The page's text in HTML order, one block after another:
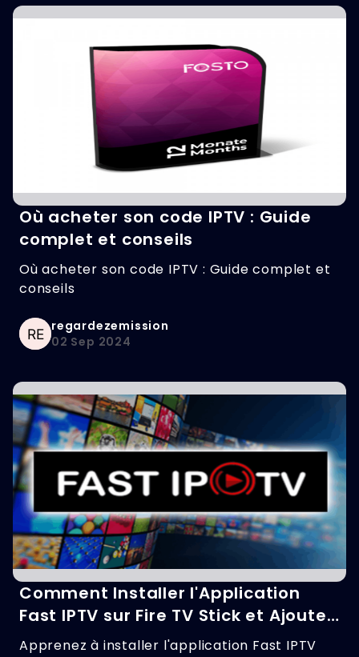
Où acheter son code IPTV : Guide
complet et conseils
Où acheter son code IPTV : Guide complet et
conseils
regardezemission
02 Sep 2024
Comment Installer l'Application
Fast IPTV sur Fire TV Stick et Ajouter
un Serveur VPN Privé
Apprenez à installer l'application Fast IPTV